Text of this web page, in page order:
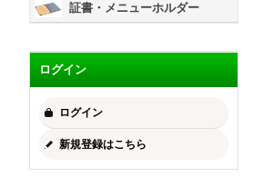
証書・メニューホルダー
ログイン
ログイン
新規登録はこちら